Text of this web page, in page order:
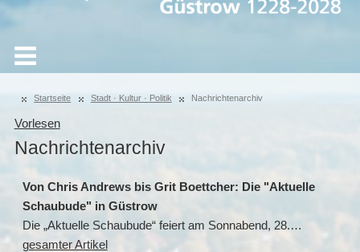
Startseite Stadt · Kultur · Politik Nachrichtenarchiv
Vorlesen
Nachrichtenarchiv
Von Chris Andrews bis Grit Boettcher: Die "Aktuelle
Schaubude" in Güstrow
Die „Aktuelle Schaubude“ feiert am Sonnabend, 28.…
gesamter Artikel